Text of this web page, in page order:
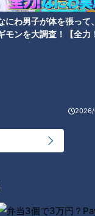
にわ男子が体を張って
モンを大調査！【全力
2026/
なのは、『牛もつ鍋